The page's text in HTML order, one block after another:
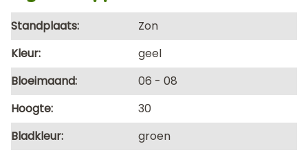
Standplaats
Zon
Kleur
geel
Bloeimaand
06
08
Hoogte
30
Bladkleur
groen